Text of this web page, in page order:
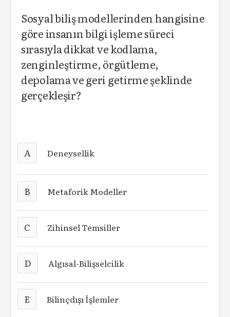
Sosyal biliş modellerinden hangisine
göre insanın bilgi işleme süreci
sırasıyla dikkat ve kodlama,
zenginleştirme, örgütleme,
depolama ve geri getirme şeklinde
gerçekleşir?
A Deneysellik
B Metaforik Modeller
C Zihinsel Temsiller
D Algısal-Bilişselcilik
E Bilinçdışı İşlemler